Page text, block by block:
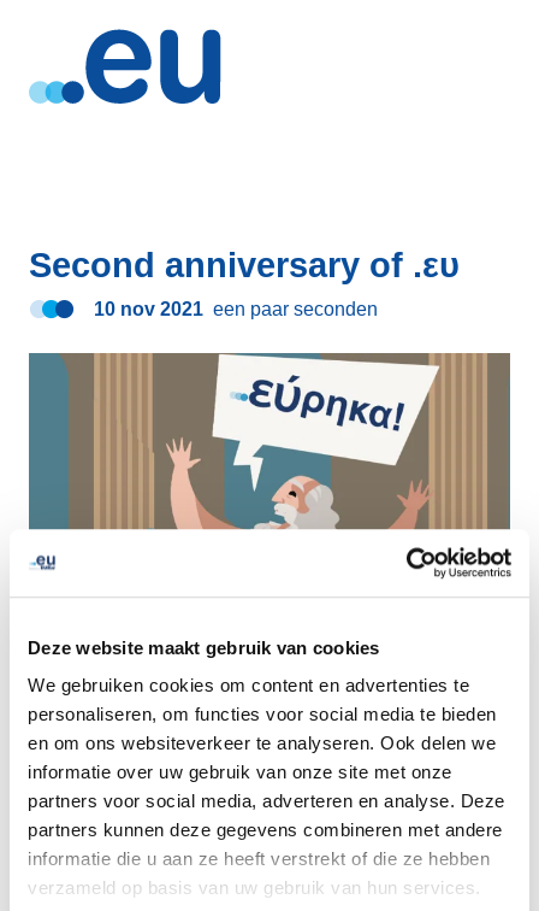
Deze website maakt gebruik van cookies
We gebruiken cookies om content en advertenties te
personaliseren, om functies voor social media te bieden
en om ons websiteverkeer te analyseren. Ook delen we
informatie over uw gebruik van onze site met onze
partners voor social media, adverteren en analyse. Deze
partners kunnen deze gegevens combineren met andere
informatie die u aan ze heeft verstrekt of die ze hebben
verzameld op basis van uw gebruik van hun services.
Second anniversary of .ευ
10 nov 2021 een paar seconden
delen via Facebook